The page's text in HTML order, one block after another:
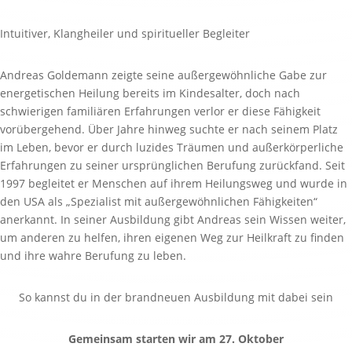
Intuitiver, Klangheiler und spiritueller Begleiter
Andreas Goldemann zeigte seine außergewöhnliche Gabe zur
energetischen Heilung bereits im Kindesalter, doch nach
schwierigen familiären Erfahrungen verlor er diese Fähigkeit
vorübergehend. Über Jahre hinweg suchte er nach seinem Platz
im Leben, bevor er durch luzides Träumen und außerkörperliche
Erfahrungen zu seiner ursprünglichen Berufung zurückfand. Seit
1997 begleitet er Menschen auf ihrem Heilungsweg und wurde in
den USA als „Spezialist mit außergewöhnlichen Fähigkeiten“
anerkannt. In seiner Ausbildung gibt Andreas sein Wissen weiter,
um anderen zu helfen, ihren eigenen Weg zur Heilkraft zu finden
und ihre wahre Berufung zu leben.
So kannst du in der brandneuen Ausbildung mit dabei sein
Gemeinsam starten wir am 27. Oktober